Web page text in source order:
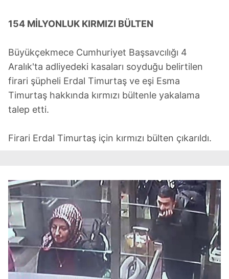
154 MİLYONLUK KIRMIZI BÜLTEN
Büyükçekmece Cumhuriyet Başsavcılığı 4
Aralık'ta adliyedeki kasaları soyduğu belirtilen
firari şüpheli Erdal Timurtaş ve eşi Esma
Timurtaş hakkında kırmızı bültenle yakalama
talep etti.
Firari Erdal Timurtaş için kırmızı bülten çıkarıldı.